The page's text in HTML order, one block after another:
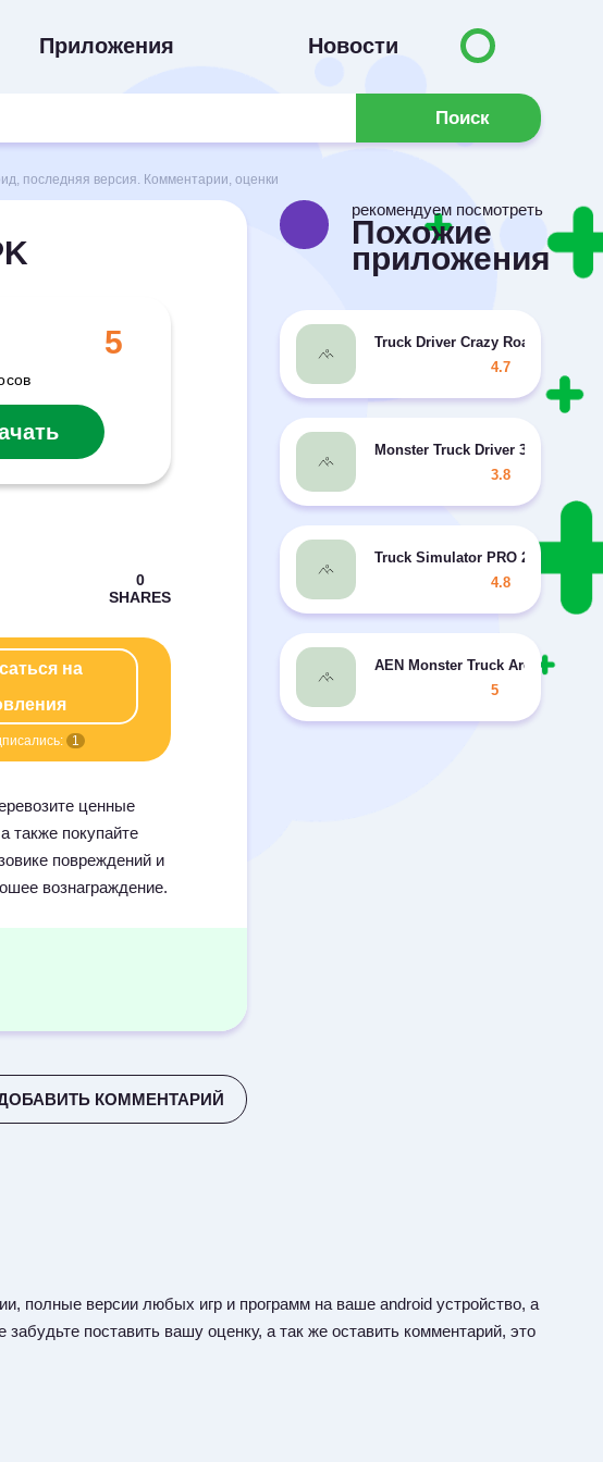
Приложения Новости
Поиск
последняя версия. Комментарии, оценки
5
на
1
ценные
также покупайте
повреждений и
вознаграждение.
КОММЕНТАРИЙ
рекомендуем посмотреть
Похожие
приложения
Truck Driver Crazy Road 2
4.7
Monster Truck Driver 3D
3.8
Truck Simulator PRO 2016 + MOD
4.8
AEN Monster Truck Arena 2017
5
полные версии любых игр и программ на ваше android устройство, а
поставить вашу оценку, а так же оставить комментарий, это